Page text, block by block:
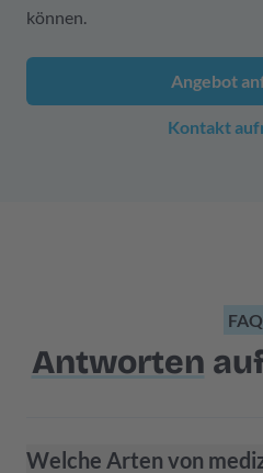
können.
Angebot
Kontakt
FAQ
Antworten
Welche Arten von